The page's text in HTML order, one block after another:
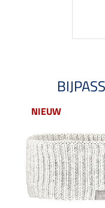
NIEUW